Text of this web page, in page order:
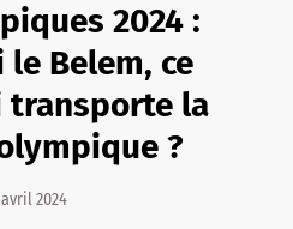
2024 :
le Belem, ce
transporte la
?
2024